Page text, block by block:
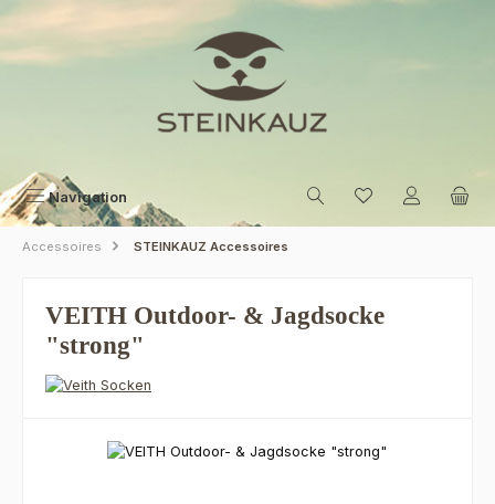
Zum Hauptinhalt springen
Navigation
Accessoires STEINKAUZ Accessoires
VEITH Outdoor- & Jagdsocke
"strong"
Bildergalerie überspringen